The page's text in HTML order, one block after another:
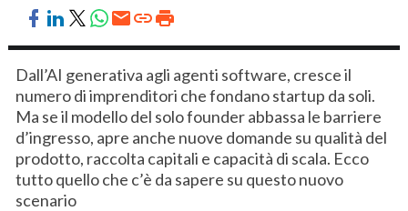
Dall’AI generativa agli agenti software, cresce il
numero di imprenditori che fondano startup da soli.
Ma se il modello del solo founder abbassa le barriere
d’ingresso, apre anche nuove domande su qualità del
prodotto, raccolta capitali e capacità di scala. Ecco
tutto quello che c’è da sapere su questo nuovo
scenario